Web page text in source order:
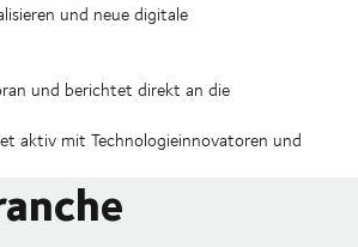
und neue digitale
und berichtet direkt an die
aktiv mit Technologieinnovatoren und